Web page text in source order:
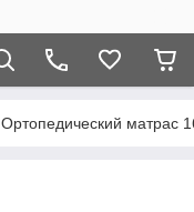
Ортопедический матрас